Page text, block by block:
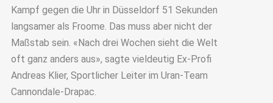
Kampf gegen die Uhr in Düsseldorf 51 Sekunden
langsamer als Froome. Das muss aber nicht der
Maßstab sein. «Nach drei Wochen sieht die Welt
oft ganz anders aus», sagte vieldeutig Ex-Profi
Andreas Klier, Sportlicher Leiter im Uran-Team
Cannondale-Drapac.